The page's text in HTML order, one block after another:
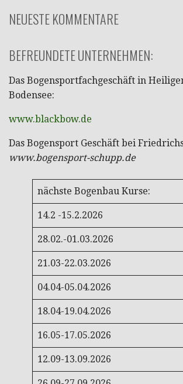
NEUESTE KOMMENTARE
BEFREUNDETE UNTERNEHMEN:
Das Bogensportfachgeschäft in
Bodensee:
www.blackbow.de
Das Bogensport Geschäft bei
www.bogensport-schupp.de
nächste Bogenbau Kurse:
14.2 -15.2.2026
28.02.-01.03.2026
21.03-22.03.2026
04.04-05.04.2026
18.04-19.04.2026
16.05-17.05.2026
12.09-13.09.2026